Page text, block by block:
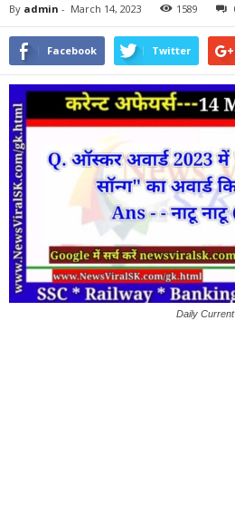
By admin - March 14, 2023 1589
Facebook Twitter
Daily